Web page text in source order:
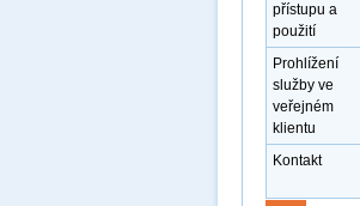
přístupu a
použití
Prohlížení
služby ve
veřejném
klientu
Kontakt